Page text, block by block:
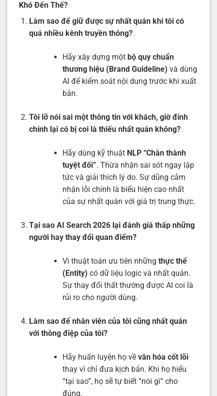
Khó Đến Thế?
Làm sao để giữ được sự nhất quán khi tôi có
quá nhiều kênh truyền thông?
Hãy xây dựng một bộ quy chuẩn
thương hiệu (Brand Guideline) và dùng
AI để kiểm soát nội dung trước khi xuất
bản.
Tôi lỡ nói sai một thông tin với khách, giờ đính
chính lại có bị coi là thiếu nhất quán không?
Hãy dùng kỹ thuật NLP “Chân thành
tuyệt đối”. Thừa nhận sai sót ngay lập
tức và giải thích lý do. Sự dũng cảm
nhận lỗi chính là biểu hiện cao nhất
của sự nhất quán với giá trị trung thực.
Tại sao AI Search 2026 lại đánh giá thấp những
người hay thay đổi quan điểm?
Vì thuật toán ưu tiên những thực thể
(Entity) có dữ liệu logic và nhất quán.
Sự thay đổi thất thường được AI coi là
rủi ro cho người dùng.
Làm sao để nhân viên của tôi cũng nhất quán
với thông điệp của tôi?
Hãy huấn luyện họ về văn hóa cốt lõi
thay vì chỉ đưa kịch bản. Khi họ hiểu
“tại sao”, họ sẽ tự biết “nói gì” cho
đúng.